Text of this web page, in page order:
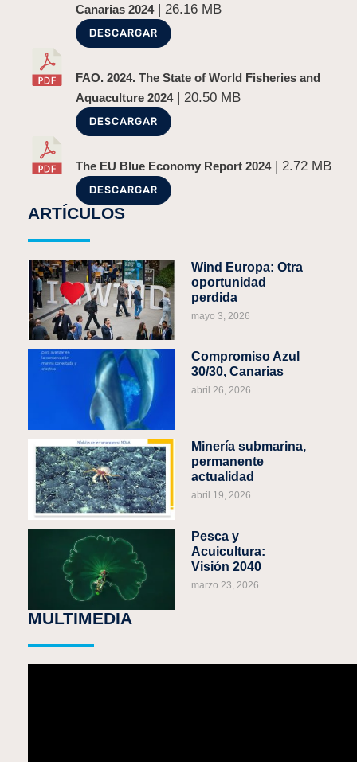
Canarias 2024| 26.16 MB
DESCARGAR
FAO. 2024. The State of World Fisheries and
Aquaculture 2024| 20.50 MB
DESCARGAR
The EU Blue Economy Report 2024| 2.72 MB
DESCARGAR
ARTÍCULOS
Wind Europa: Otra
oportunidad
perdida
mayo 3, 2026
Compromiso Azul
30/30, Canarias
abril 26, 2026
Minería submarina,
permanente
actualidad
abril 19, 2026
Pesca y
Acuicultura:
Visión 2040
marzo 23, 2026
MULTIMEDIA